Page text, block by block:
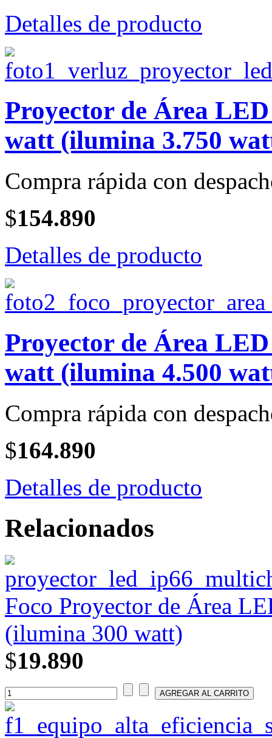
Detalles de producto
Proyector de Área
watt (ilumina 3.750
Compra rápida con
$154.890
Detalles de producto
Proyector de Área
watt (ilumina 4.500
Compra rápida con
$164.890
Detalles de producto
Relacionados
Foco Proyector de Área
(ilumina 300 watt)
$19.890